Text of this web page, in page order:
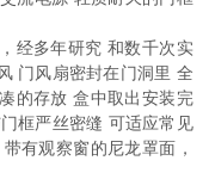
经多年研究 和数千次实
门风扇密封在门洞里 全
的存放 盒中取出安装完
框严丝密缝 可适应常见
有观察窗的尼龙罩面，